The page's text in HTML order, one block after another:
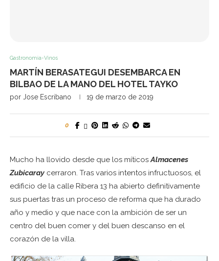
Gastronomia-Vinos
MARTÍN BERASATEGUI DESEMBARCA EN
BILBAO DE LA MANO DEL HOTEL TAYKO
por Jose Escribano 19 de marzo de 2019
0
Mucho ha llovido desde que los míticosAlmacenes
Zubicaray cerraron. Tras varios intentos infructuosos, el
edificio de la calle Ribera 13 ha abierto definitivamente
sus puertas tras un proceso de reforma que ha durado
año y medio y que nace con la ambición de ser un
centro del buen comer y del buen descanso en el
corazón de la villa.